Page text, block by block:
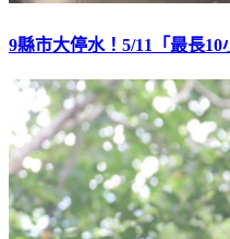
9縣市大停水！5/11「最長